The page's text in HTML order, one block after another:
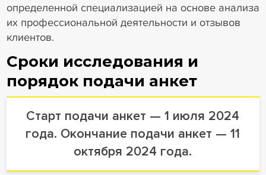
определенной специализацией на основе анализа
их профессиональной деятельности и отзывов
клиентов.
Сроки исследования и
порядок подачи анкет
Старт подачи анкет — 1 июля 2024
года. Окончание подачи анкет — 11
октября 2024 года.